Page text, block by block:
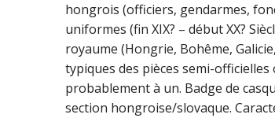
hongrois (officiers, gendarmes,
uniformes (fin XIX? – début XX?
royaume (Hongrie, Bohême,
typiques des pièces semi-
probablement à un. Badge de
section hongroise/slovaque.